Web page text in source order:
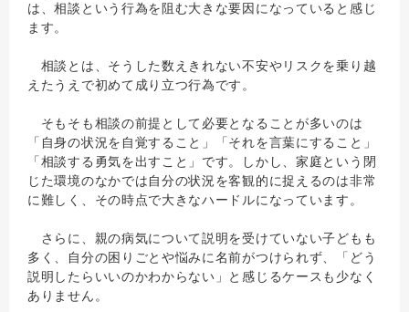
は、相談という行為を阻む大きな要因になっていると感じ
ます。
相談とは、そうした数えきれない不安やリスクを乗り越
えたうえで初めて成り立つ行為です。
そもそも相談の前提として必要となることが多いのは
「自身の状況を自覚すること」「それを言葉にすること」
「相談する勇気を出すこと」です。しかし、家庭という閉
じた環境のなかでは自分の状況を客観的に捉えるのは非常
に難しく、その時点で大きなハードルになっています。
さらに、親の病気について説明を受けていない子どもも
多く、自分の困りごとや悩みに名前がつけられず、「どう
説明したらいいのかわからない」と感じるケースも少なく
ありません。